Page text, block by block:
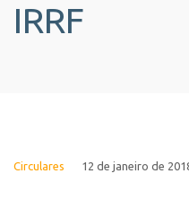
IRRF
Circulares 12 de janeiro de